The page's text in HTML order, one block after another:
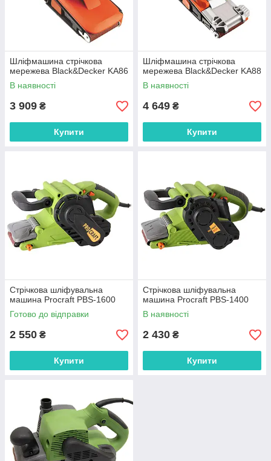
Шліфмашина стрічкова
мережева Black&Decker KA86
В наявності
3 909 ₴
Купити
Шліфмашина стрічкова
мережева Black&Decker KA88
В наявності
4 649 ₴
Купити
Стрічкова шліфувальна
машина Procraft PBS-1600
Готово до відправки
2 550 ₴
Купити
Стрічкова шліфувальна
машина Procraft PBS-1400
В наявності
2 430 ₴
Купити